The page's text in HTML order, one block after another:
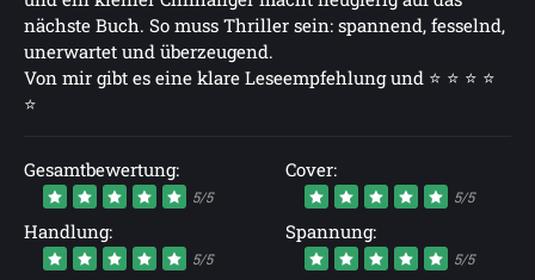
nächste Buch. So muss Thriller sein: spannend, fesselnd,
unerwartet und überzeugend.
Von mir gibt es eine klare Leseempfehlung und ⭐ ⭐ ⭐ ⭐
⭐
Gesamtbewertung:
5/5
Cover:
5/5
Handlung:
5/5
Spannung:
5/5